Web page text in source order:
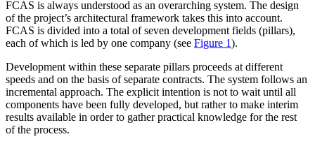
FCAS is always understood as an overarching sys­tem. The design
of the project’s architectural framework takes this into account.
FCAS is divided into a total of seven development fields (pillars),
each of which is led by one company (see Figure 1).
Development within these separate pil­lars proceeds at different
speeds and on the basis of separate contracts. The system fol­lows an
incremental approach. The explicit intention is not to wait until all
components have been fully developed, but rather to make interim
results available in order to gather practical knowledge for the rest
of the process.